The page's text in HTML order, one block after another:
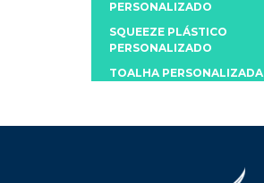
PERSONALIZADO
SQUEEZE PLÁSTICO
PERSONALIZADO
TOALHA PERSONALIZADA